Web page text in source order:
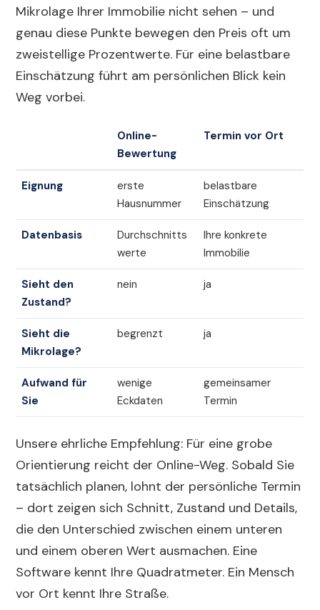
Mikrolage Ihrer Immobilie nicht sehen – und
genau diese Punkte bewegen den Preis oft um
zweistellige Prozentwerte. Für eine belastbare
Einschätzung führt am persönlichen Blick kein
Weg vorbei.
Online-
Bewertung
Termin vor Ort
Eignung
erste
Hausnummer
belastbare
Einschätzung
Datenbasis
Durchschnitts
werte
Ihre konkrete
Immobilie
Sieht den
Zustand?
nein ja
Sieht die
Mikrolage?
begrenzt ja
Aufwand für
Sie
wenige
Eckdaten
gemeinsamer
Termin
Unsere ehrliche Empfehlung: Für eine grobe
Orientierung reicht der Online-Weg. Sobald Sie
tatsächlich planen, lohnt der persönliche Termin
– dort zeigen sich Schnitt, Zustand und Details,
die den Unterschied zwischen einem unteren
und einem oberen Wert ausmachen. Eine
Software kennt Ihre Quadratmeter. Ein Mensch
vor Ort kennt Ihre Straße.